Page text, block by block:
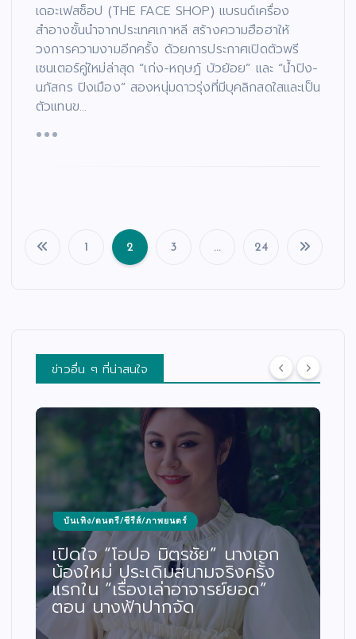
เดอะเฟสช็อป (THE FACE SHOP) แบรนด์เครื่อง
สำอางชั้นนำจากประเทศเกาหลี สร้างความฮือฮาให้
วงการความงามอีกครั้ง ด้วยการประกาศเปิดตัวพรี
เซนเตอร์คู่ใหม่ล่าสุด “เก่ง-หฤษฎ์ บัวย้อย” และ “น้ำปิง-
นภัสกร ปิงเมือง” สองหนุ่มดาวรุ่งที่มีบุคลิกสดใสและเป็น
ตัวแทนข…
แ
1 2 3 … 24
ข่าวอื่น ๆ ที่น่าสนใจ
บันเทิง/ดนตรี/ซีรีส์/ภาพยนตร์
เปิดใจ “โอปอ มิตรชัย” นางเอก
น้องใหม่ ประเดิมสนามจริงครั้ง
แรกใน “เรื่องเล่าอาจารย์ยอด”
ตอน นางฟ้าปากจัด